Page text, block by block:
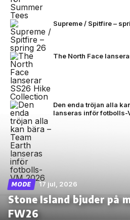
Supreme / Spitfire –
The North Face
Den enda tröjan alla
lanseras inför fotbolls-
MODE 17 jul, 2026
Stone Island bjuder på
FW26